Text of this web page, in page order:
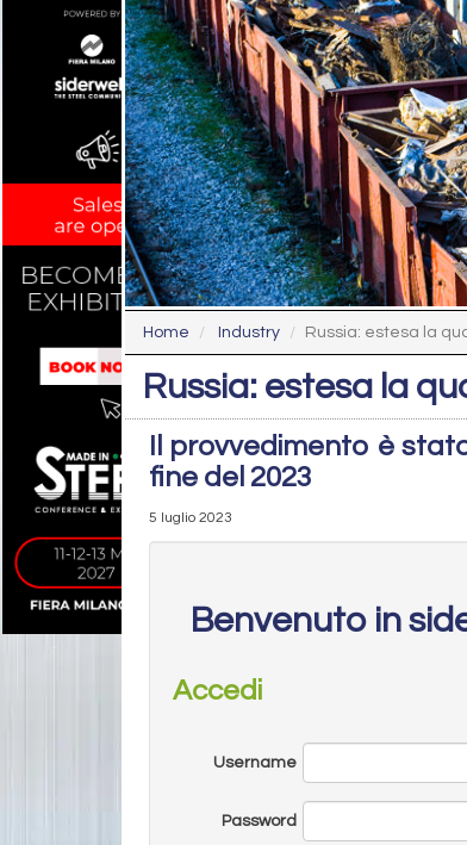
Home Industry Russia: estesa la
Russia: estesa la
Il provvedimento è
fine del 2023
5 luglio 2023
Benvenuto in
Accedi
Username
Password